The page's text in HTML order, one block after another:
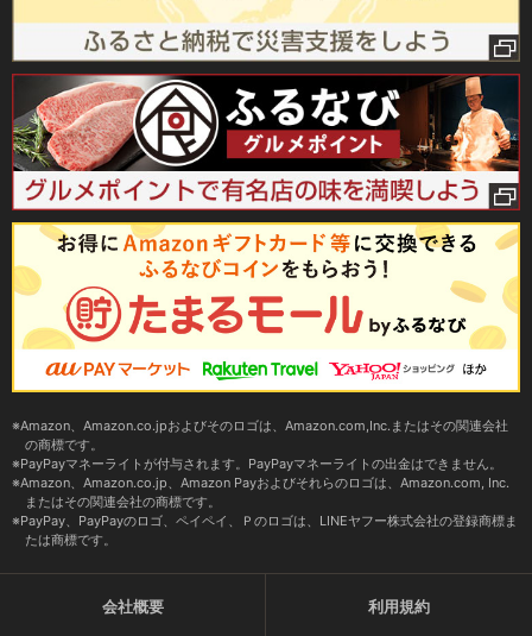
Amazon、Amazon.co.jpおよびそのロゴは、Amazon.com,Inc.またはその関連会社
の商標です。
PayPayマネーライトが付与されます。PayPayマネーライトの出金はできません。
Amazon、Amazon.co.jp、Amazon Payおよびそれらのロゴは、Amazon.com, Inc.
またはその関連会社の商標です。
PayPay、PayPayのロゴ、ペイペイ、Ｐのロゴは、LINEヤフー株式会社の登録商標ま
たは商標です。
会社概要 利用規約